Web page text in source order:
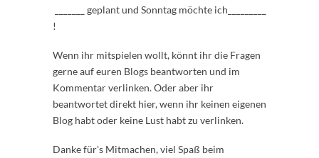
_______ geplant und Sonntag möchte ich_________
!
Wenn ihr mitspielen wollt, könnt ihr die Fragen
gerne auf euren Blogs beantworten und im
Kommentar verlinken. Oder aber ihr
beantwortet direkt hier, wenn ihr keinen eigenen
Blog habt oder keine Lust habt zu verlinken.
Danke für's Mitmachen, viel Spaß beim